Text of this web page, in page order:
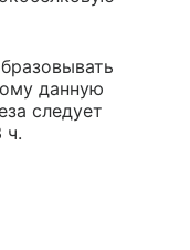
данную
следует
ч.